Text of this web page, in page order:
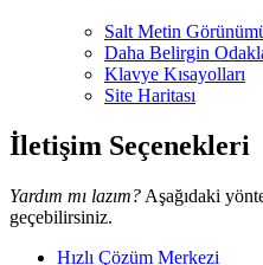
Salt Metin
Daha Belirgin
Klavye Kısayolları
Site Haritası
İletişim Seçenekleri
Yardım mı lazım? Aşağıdaki
geçebilirsiniz.
Hızlı Çözüm Merkezi